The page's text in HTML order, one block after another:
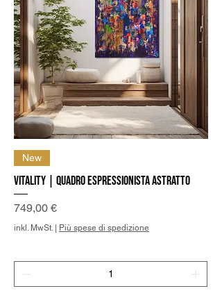
New
Vitality | Quadro Espressionista Astratto
Preis
749,00 €
inkl. MwSt.| Più spese di spedizione